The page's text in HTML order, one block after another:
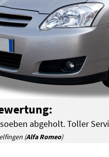
abgeholt. Toller
(Alfa Romeo)